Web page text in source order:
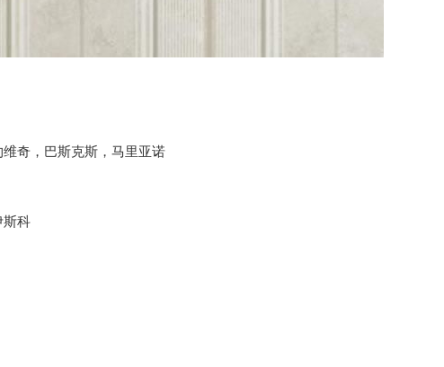
奇，巴斯克斯，马里亚诺
斯科